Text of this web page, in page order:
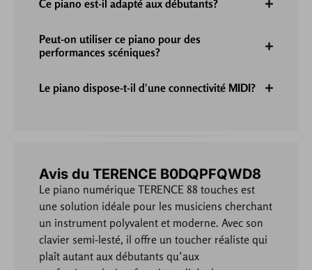
Ce piano est-il adapté aux débutants?
Peut-on utiliser ce piano pour des
performances scéniques?
Le piano dispose-t-il d'une connectivité MIDI?
Avis du TERENCE B0DQPFQWD8
Le piano numérique TERENCE 88 touches est
une solution idéale pour les musiciens cherchant
un instrument polyvalent et moderne. Avec son
clavier semi-lesté, il offre un toucher réaliste qui
plaît autant aux débutants qu’aux